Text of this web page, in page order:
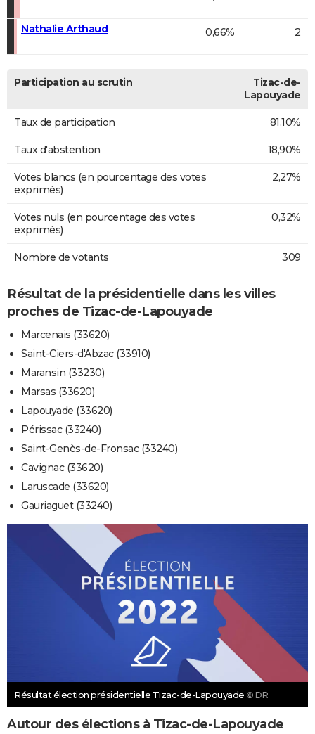
Nathalie Arthaud 0,66% 2
Participation au scrutin
Tizac-de-
Lapouyade
Taux de participation 81,10%
Taux d'abstention 18,90%
Votes blancs (en pourcentage des votes
exprimés)
2,27%
Votes nuls (en pourcentage des votes
exprimés)
0,32%
Nombre de votants 309
Résultat de la présidentielle dans les villes
proches de Tizac-de-Lapouyade
Marcenais (33620)
Saint-Ciers-d'Abzac (33910)
Maransin (33230)
Marsas (33620)
Lapouyade (33620)
Périssac (33240)
Saint-Genès-de-Fronsac (33240)
Cavignac (33620)
Laruscade (33620)
Gauriaguet (33240)
Résultat élection présidentielle Tizac-de-Lapouyade © DR
Autour des élections à Tizac-de-Lapouyade